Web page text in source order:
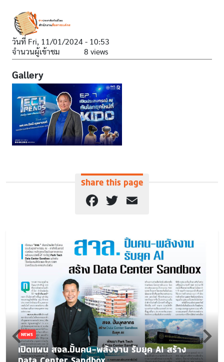
วันที่ Fri, 11/01/2024 - 10:53
จำนวนผู้เข้าชม
8 views
Gallery
Share this page
Facebook
Twitter
NEWS
เปิดแผน สจล.ปั้นคน-พลังงาน รับยุค AI สร้าง